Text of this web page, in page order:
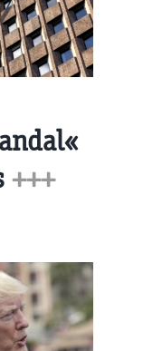
+++